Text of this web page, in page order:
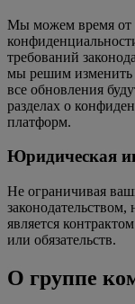
Мы можем время от
требований
мы решим изменить
все обновления
разделах о
платформ.
Юридическая
Не ограничивая
является
или обязательств.
О группе